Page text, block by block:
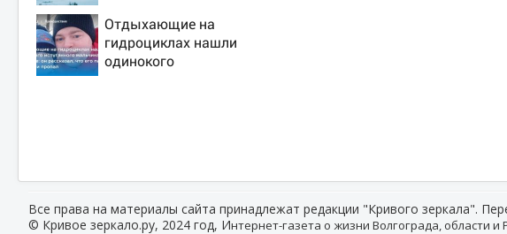
Отдыхающие на
гидроциклах нашли
одинокого
Все права на материалы сайта принадлежат редакции "Кривого зеркала".
© Кривое зеркало.ру, 2024 год, Интернет-газета о жизни Волгограда, области и